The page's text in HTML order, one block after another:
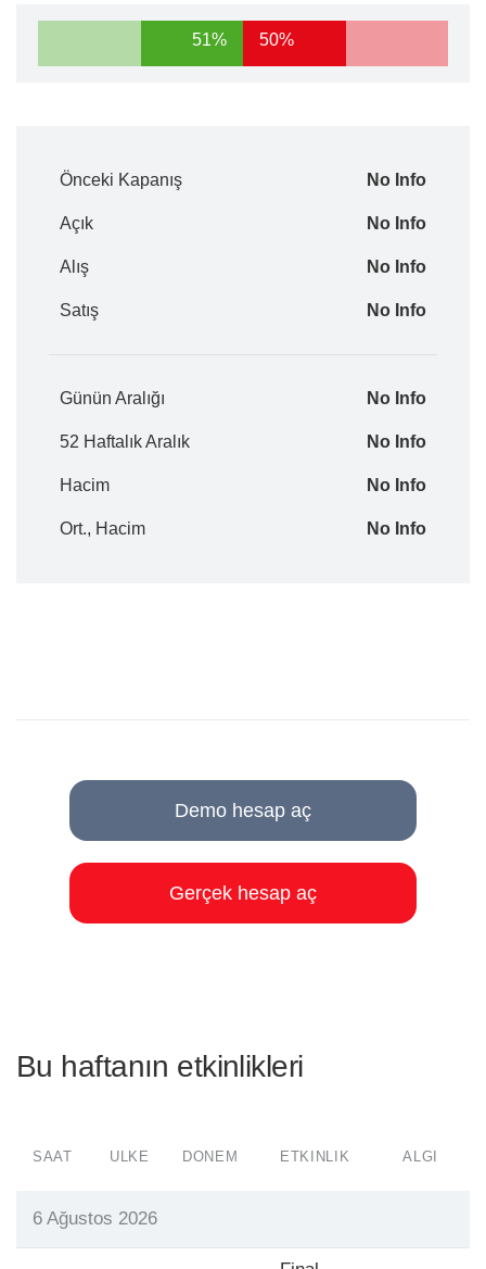
51% 50%
Önceki Kapanış No Info
Açık No Info
Alış No Info
Satış No Info
Günün Aralığı No Info
52 Haftalık Aralık No Info
Hacim No Info
Ort., Hacim No Info
Demo hesap aç
Gerçek hesap aç
Bu haftanın etkinlikleri
SAAT ÜLKE DÖNEM ETKINLIK ALGI
6 Ağustos 2026